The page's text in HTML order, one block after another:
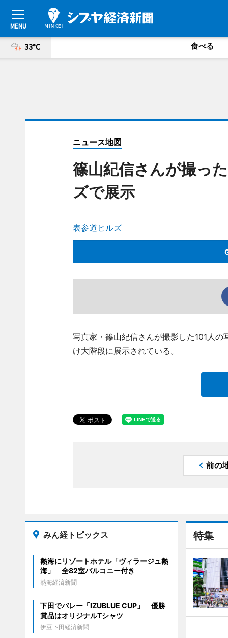
33°C 食べる
ニュース地図
篠山紀信さんが撮っ
ズで展示
表参道ヒルズ
写真家・篠山紀信さんが撮影した101人
け大階段に展示されている。
前の
特集
みん経トピックス
熱海にリゾートホテル「ヴィラージュ熱
海」 全82室バルコニー付き
熱海経済新聞
下田でバレー「IZUBLUE CUP」 優勝
賞品はオリジナルTシャツ
伊豆下田経済新聞